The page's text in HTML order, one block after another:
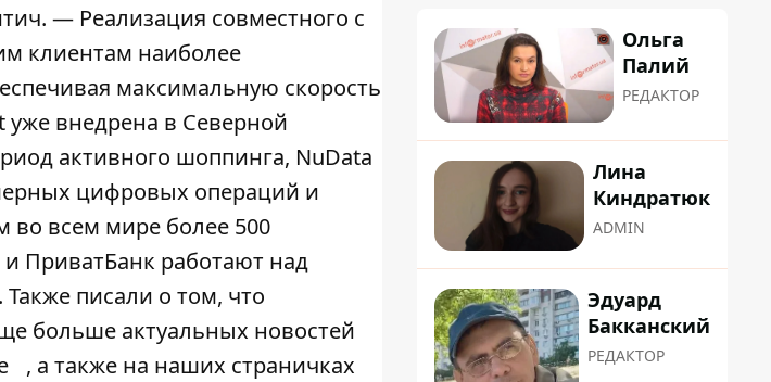
— Реализация совместного с
клиентам наиболее
максимальную скорость
внедрена в Северной
активного шоппинга, NuData
цифровых операций и
во всем мире более 500
и ПриватБанк работают над
. Также писали о том, что
больше актуальных новостей
, а также на наших страничках
Ольга
Палий
РЕДАКТОР
Лина
Киндратюк
ADMIN
Эдуард
Бакканский
РЕДАКТОР